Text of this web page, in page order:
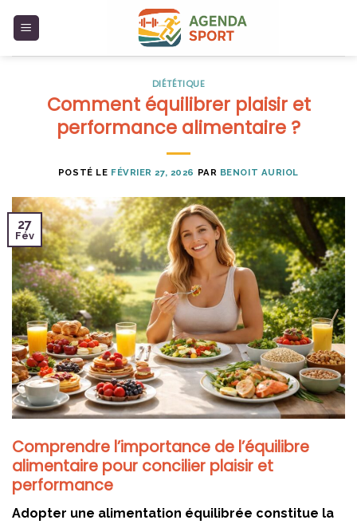
DIÉTÉTIQUE
Comment équilibrer plaisir et
performance alimentaire ?
POSTÉ LE FÉVRIER 27, 2026 PAR BENOIT AURIOL
27
Fév
Comprendre l’importance de l’équilibre
alimentaire pour concilier plaisir et
performance
Adopter une alimentation équilibrée constitue la